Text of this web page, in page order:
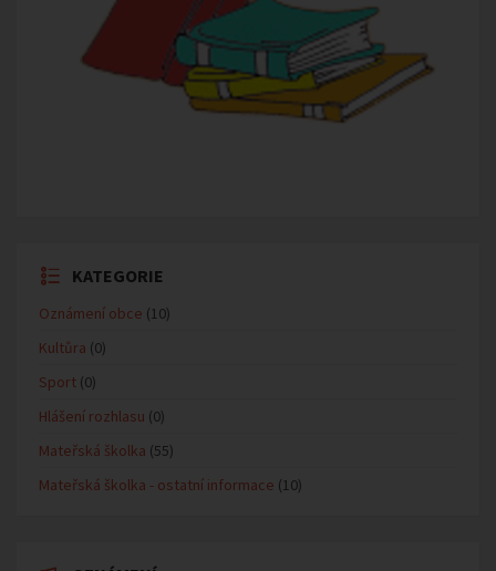
KATEGORIE
Oznámení obce (10)
Kultůra (0)
Sport (0)
Hlášení rozhlasu (0)
Mateřská školka (55)
Mateřská školka - ostatní informace (10)